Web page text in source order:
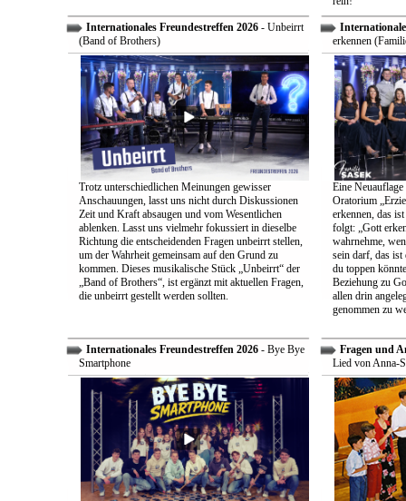
Internationales Freundestreffen 2026- Unbeirrt
(Band of Brothers)
Trotz unterschiedlichen Meinungen gewisser
Anschauungen, lasst uns nicht durch Diskussionen
Zeit und Kraft absaugen und vom Wesentlichen
ablenken. Lasst uns vielmehr fokussiert in dieselbe
Richtung die entscheidenden Fragen unbeirrt stellen,
um der Wahrheit gemeinsam auf den Grund zu
kommen. Dieses musikalische Stück „Unbeirrt“ der
„Band of Brothers“, ist ergänzt mit aktuellen Fragen,
die unbeirrt gestellt werden sollten.
erkennen
Eine Neuauflage
Oratorium
erkennen, das
folgt: „Gott
wahrnehme,
sein darf, das ist
du toppen
Beziehung zu
allen drin
genommen zu
Internationales Freundestreffen 2026- Bye Bye
Smartphone
Fragen und
Lied von Anna-